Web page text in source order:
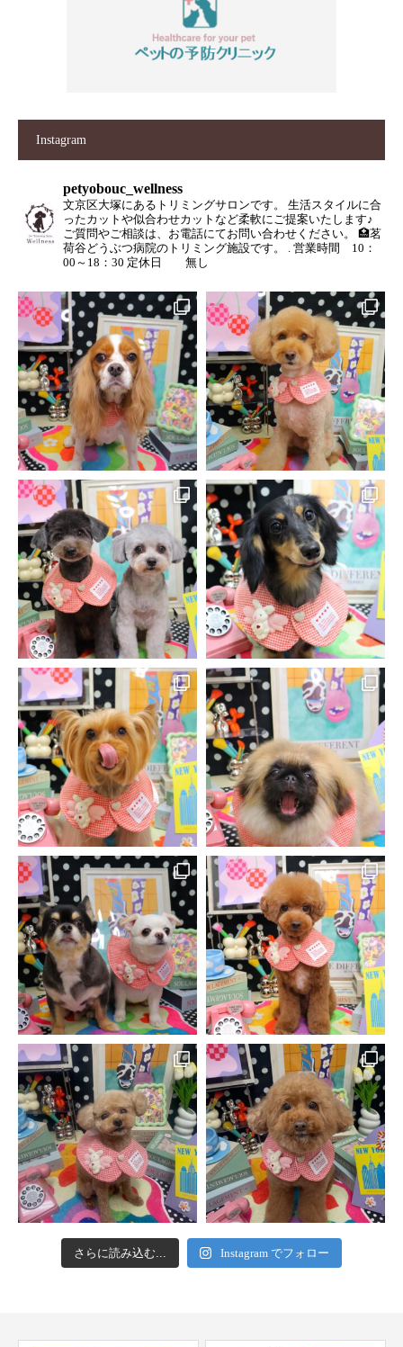
Instagram
petyobouc_wellness
文京区大塚にあるトリミングサロンです。
生活スタイルに合
ったカットや似合わせカットなど柔軟にご提案いたします♪
ご質問やご相談は、お電話にてお問い合わせください。
🏥茗
荷谷どうぶつ病院のトリミング施設です。
. 営業時間 10：
00～18：30 定休日 無し
さらに読み込む... Instagram でフォロー